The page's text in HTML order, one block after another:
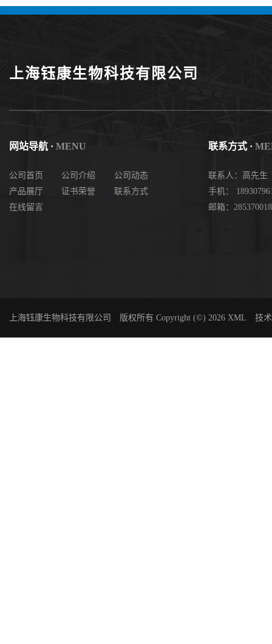
;4'-Chloro-2,2':6',2''-terpyridine;4-
上海钰康生物科技有限公司
网站导航 · MENU
公司首页 公司介绍
公司动态
产品展厅
证书荣誉
联系方式
在线留言
联系方式 ·
联系人：高先生
手机：
邮箱：
上海钰康生物科技有限公司 版权所有 Copyright (©) 2026 XML 技